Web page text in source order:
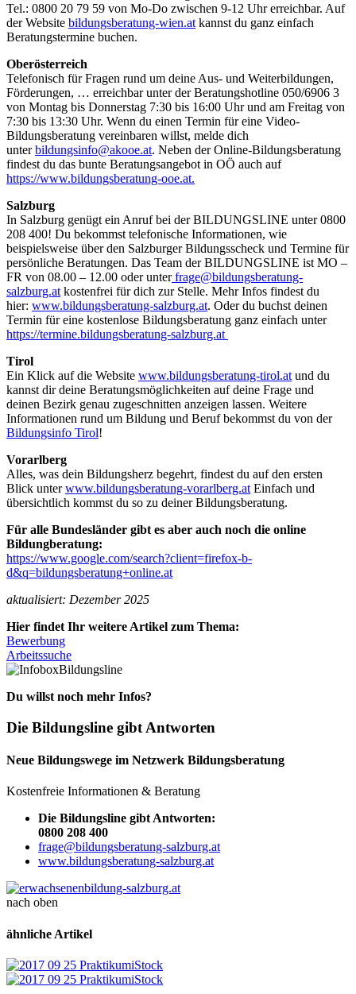
Tel.: 0800 20 79 59 von Mo-Do zwischen 9-12 Uhr erreichbar. Auf
der Website bildungsberatung-wien.at kannst du ganz einfach
Beratungstermine buchen.
Oberösterreich
Telefonisch für Fragen rund um deine Aus- und Weiterbildungen,
Förderungen, … erreichbar unter der Beratungshotline 050/6906 3
von Montag bis Donnerstag 7:30 bis 16:00 Uhr und am Freitag von
7:30 bis 13:30 Uhr. Wenn du einen Termin für eine Video-
Bildungsberatung vereinbaren willst, melde dich
unterbildungsinfo@akooe.at. Neben der Online-Bildungsberatung
findest du das bunte Beratungsangebot in OÖ auch auf
https://www.bildungsberatung-ooe.at.
Salzburg
In Salzburg genügt ein Anruf bei der BILDUNGSLINE unter 0800
208 400! Du bekommst telefonische Informationen, wie
beispielsweise über den Salzburger Bildungsscheck und Termine für
persönliche Beratungen. Das Team der BILDUNGSLINE ist MO –
FR von 08.00 – 12.00 oder unterfrage@bildungsberatung-
salzburg.at kostenfrei für dich zur Stelle. Mehr Infos findest du
hier: www.bildungsberatung-salzburg.at. Oder du buchst deinen
Termin für eine kostenlose Bildungsberatung ganz einfach unter
https://termine.bildungsberatung-salzburg.at
Tirol
Ein Klick auf die Website www.bildungsberatung-tirol.at und du
kannst dir deine Beratungsmöglichkeiten auf deine Frage und
deinen Bezirk genau zugeschnitten anzeigen lassen. Weitere
Informationen rund um Bildung und Beruf bekommst du von der
Bildungsinfo Tirol!
Vorarlberg
Alles, was dein Bildungsherz begehrt, findest du auf den ersten
Blick unterwww.bildungsberatung-vorarlberg.at Einfach und
übersichtlich kommst du so zu deiner Bildungsberatung.
Für alle Bundesländer gibt es aber auch noch die online
Bildungberatung:
https://www.google.com/search?client=firefox-b-
d&q=bildungsberatung+online.at
aktualisiert: Dezember 2025
Hier findet Ihr weitere Artikel zum Thema:
Bewerbung
Arbeitssuche
Bildungsline
Du willst noch mehr Infos?
Die Bildungsline gibt Antworten
Neue Bildungswege im Netzwerk Bildungsberatung
Kostenfreie Informationen & Beratung
Die Bildungsline gibt Antworten:
0800 208 400
frage@bildungsberatung-salzburg.at
www.bildungsberatung-salzburg.at
nach oben
ähnliche Artikel